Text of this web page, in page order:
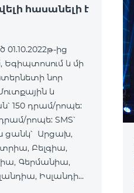
հասանելի է
ից
Եգիպտոսում և մի
նոր
և
150 դրամ/րոպե:
րոպե: SMS՝
ցանկ՝ Արցախ,
Բելգիա,
Գերմանիա,
Իսլանդիա,